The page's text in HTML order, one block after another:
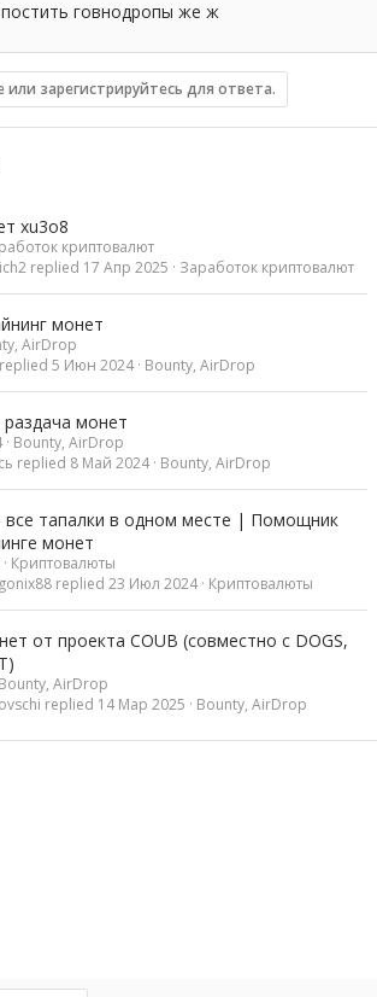
говнодропы же ж
зарегистрируйтесь для ответа.
xu3o8
криптовалют
Заработок криптовалют
17 Апр 2025
монет
AirDrop
Bounty, AirDrop
5 Июн 2024
монет
Bounty, AirDrop
Bounty, AirDrop
8 Май 2024
все тапалки в одном месте | Помощник
монет
Криптовалюты
Криптовалюты
23 Июл 2024
от проекта COUB (совместно с DOGS,
Bounty, AirDrop
Bounty, AirDrop
14 Мар 2025